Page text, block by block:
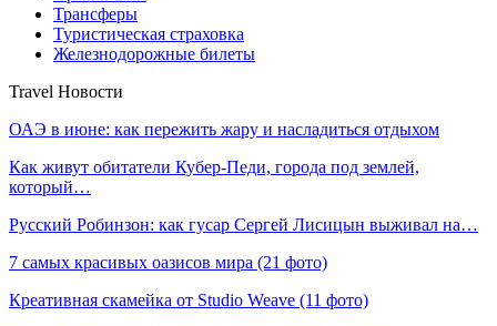
Трансферы
Туристическая страховка
Железнодорожные билеты
Travel Новости
ОАЭ в июне: как пережить жару и насладиться отдыхом
Как живут обитатели Кубер-Педи, города под землей,
который…
Русский Робинзон: как гусар Сергей Лисицын выживал на…
7 самых красивых оазисов мира (21 фото)
Креативная скамейка от Studio Weave (11 фото)